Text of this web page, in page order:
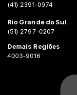
(41) 2391-0974
Rio Grande do Sul
(51) 2797-0207
Demais Regiões
4003-9016